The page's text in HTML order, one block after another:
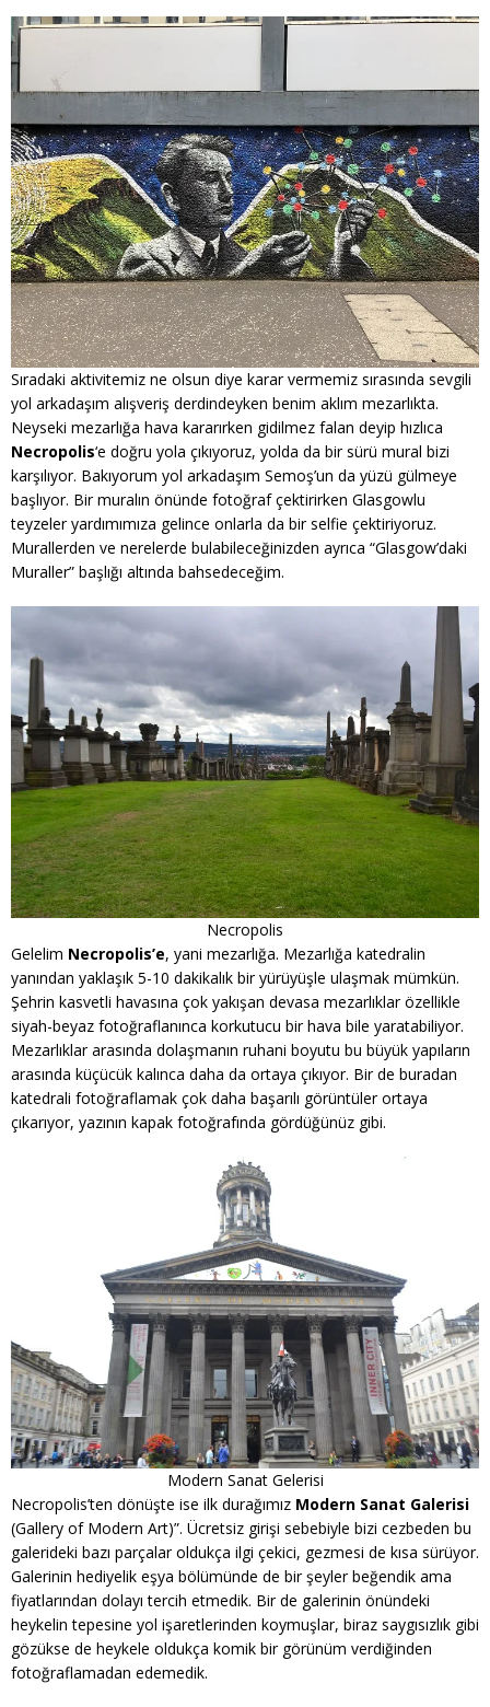
Sıradaki aktivitemiz ne olsun diye karar vermemiz sırasında sevgili
yol arkadaşım alışveriş derdindeyken benim aklım mezarlıkta.
Neyseki mezarlığa hava kararırken gidilmez falan deyip hızlıca
Necropolis‘e doğru yola çıkıyoruz, yolda da bir sürü mural bizi
karşılıyor. Bakıyorum yol arkadaşım Semoş’un da yüzü gülmeye
başlıyor. Bir muralın önünde fotoğraf çektirirken Glasgowlu
teyzeler yardımımıza gelince onlarla da bir selfie çektiriyoruz.
Murallerden ve nerelerde bulabileceğinizden ayrıca “Glasgow’daki
Muraller” başlığı altında bahsedeceğim.
Necropolis
Gelelim Necropolis’e, yani mezarlığa. Mezarlığa katedralin
yanından yaklaşık 5-10 dakikalık bir yürüyüşle ulaşmak mümkün.
Şehrin kasvetli havasına çok yakışan devasa mezarlıklar özellikle
siyah-beyaz fotoğraflanınca korkutucu bir hava bile yaratabiliyor.
Mezarlıklar arasında dolaşmanın ruhani boyutu bu büyük yapıların
arasında küçücük kalınca daha da ortaya çıkıyor. Bir de buradan
katedrali fotoğraflamak çok daha başarılı görüntüler ortaya
çıkarıyor, yazının kapak fotoğrafında gördüğünüz gibi.
Modern Sanat Gelerisi
Necropolis’ten dönüşte ise ilk durağımız Modern Sanat Galerisi
(Gallery of Modern Art)”. Ücretsiz girişi sebebiyle bizi cezbeden bu
galerideki bazı parçalar oldukça ilgi çekici, gezmesi de kısa sürüyor.
Galerinin hediyelik eşya bölümünde de bir şeyler beğendik ama
fiyatlarından dolayı tercih etmedik. Bir de galerinin önündeki
heykelin tepesine yol işaretlerinden koymuşlar, biraz saygısızlık gibi
gözükse de heykele oldukça komik bir görünüm verdiğinden
fotoğraflamadan edemedik.